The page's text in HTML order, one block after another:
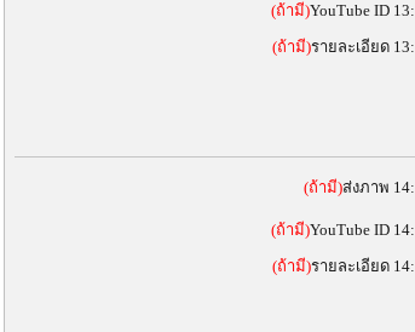
(ถ้ามี)YouTube ID 13:
(ถ้ามี)รายละเอียด 13:
(ถ้ามี)ส่งภาพ 14:
(ถ้ามี)YouTube ID 14:
(ถ้ามี)รายละเอียด 14: